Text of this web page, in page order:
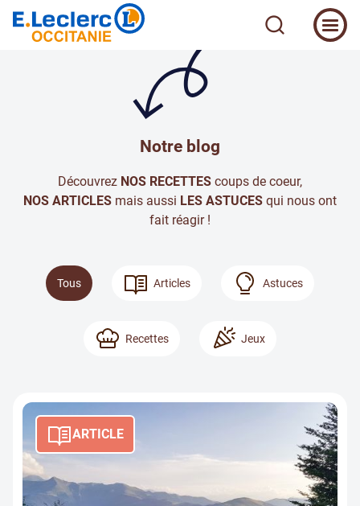
Notre blog
Découvrez NOS RECETTES coups de coeur,
NOS ARTICLES mais aussi LES ASTUCES qui nous ont
fait réagir !
Tous Articles Astuces
Recettes Jeux
ARTICLE